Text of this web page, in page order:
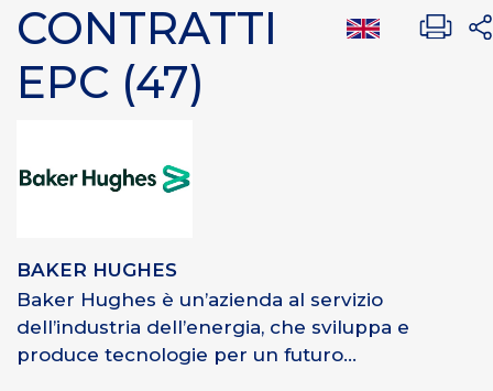
CONTRATTI
EPC (47)
BAKER HUGHES
Baker Hughes è un’azienda al servizio
dell’industria dell’energia, che sviluppa e
produce tecnologie per un futuro...